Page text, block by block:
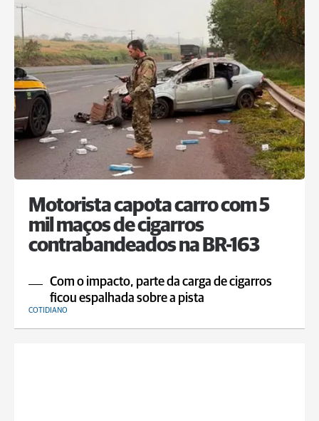
Motorista capota carro com 5
mil maços de cigarros
contrabandeados na BR-163
Com o impacto, parte da carga de cigarros
ficou espalhada sobre a pista
COTIDIANO